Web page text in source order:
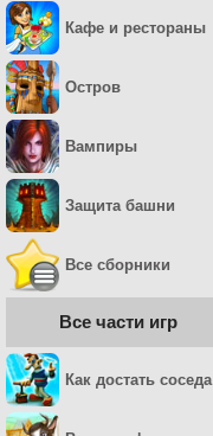
Кафе и рестораны
Остров
Вампиры
Защита башни
Все сборники
Все части игр
Как достать соседа